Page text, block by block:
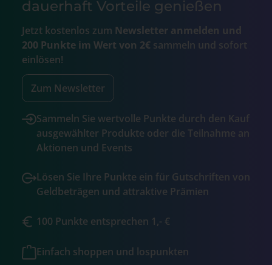
dauerhaft Vorteile genießen
Jetzt kostenlos zum Newsletter anmelden und
200 Punkte im Wert von 2€ sammeln und sofort
einlösen!
Zum Newsletter
Sammeln Sie wertvolle Punkte durch den Kauf
ausgewählter Produkte oder die Teilnahme an
Aktionen und Events
Lösen Sie Ihre Punkte ein für Gutschriften von
Geldbeträgen und attraktive Prämien
100 Punkte entsprechen 1,- €
Einfach shoppen und lospunkten